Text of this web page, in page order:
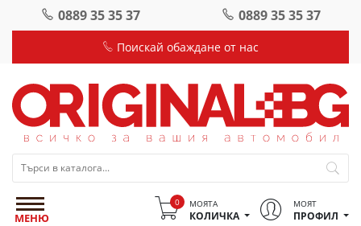
0889 35 35 37 0889 35 35 37
Поискай обаждане от нас
МЕНЮ
0 МОЯТА
КОЛИЧКА
МОЯТ
ПРОФИЛ